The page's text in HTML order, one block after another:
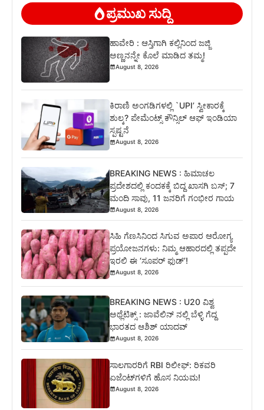
ಪ್ರಮುಖ ಸುದ್ದಿ
ಹಾವೇರಿ : ಆಸ್ತಿಗಾಗಿ ಕಲ್ಲಿನಿಂದ ಜಜ್ಜಿ
ಅಣ್ಣನನ್ನೇ ಕೊಲೆ ಮಾಡಿದ ತಮ್ಮ!
August 8, 2026
ಕಿರಾಣಿ ಅಂಗಡಿಗಳಲ್ಲಿ `UPI’ ಸ್ವೀಕಾರಕ್ಕೆ
ಶುಲ್ಕ? ಪೇಮೆಂಟ್ಸ್ ಕೌನ್ಸಿಲ್ ಆಫ್ ಇಂಡಿಯಾ
ಸ್ಪಷ್ಟನೆ
August 8, 2026
BREAKING NEWS : ಹಿಮಾಚಲ
ಪ್ರದೇಶದಲ್ಲಿ ಕಂದಕಕ್ಕೆ ಬಿದ್ದ ಖಾಸಗಿ ಬಸ್; 7
ಮಂದಿ ಸಾವು, 11 ಜನರಿಗೆ ಗಂಭೀರ ಗಾಯ
August 8, 2026
ಸಿಹಿ ಗೆಣಸಿನಿಂದ ಸಿಗುವ ಅಪಾರ ಆರೋಗ್ಯ
ಪ್ರಯೋಜನಗಳು: ನಿಮ್ಮ ಆಹಾರದಲ್ಲಿ ತಪ್ಪದೇ
ಇರಲಿ ಈ ‘ಸೂಪರ್ ಫುಡ್’!
August 8, 2026
BREAKING NEWS : U20 ವಿಶ್ವ
ಅಥ್ಲೆಟಿಕ್ಸ್‌ : ಜಾವೆಲಿನ್ ನಲ್ಲಿ ಬೆಳ್ಳಿ ಗೆದ್ದ
ಭಾರತದ ಆಶಿಶ್ ಯಾದವ್
August 8, 2026
ಸಾಲಗಾರರಿಗೆ RBI ರಿಲೀಫ್‌: ರಿಕವರಿ
ಏಜೆಂಟ್‌ಗಳಿಗೆ ಹೊಸ ನಿಯಮ!
August 8, 2026